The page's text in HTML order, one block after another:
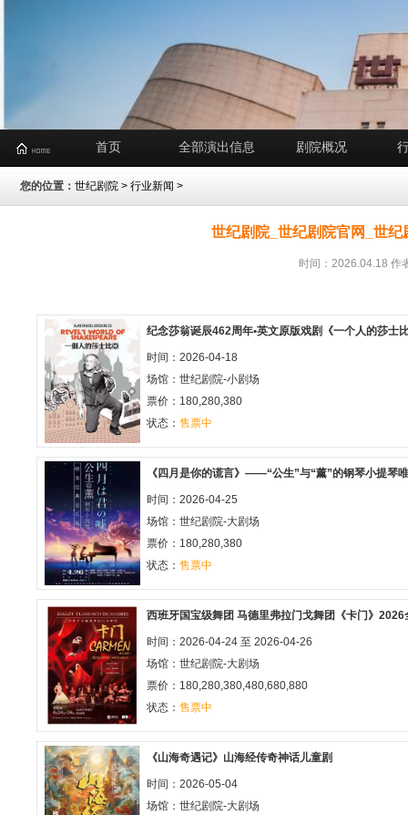
首页 全部演出信息 剧院概况
您的位置： 世纪剧院 > 行业新闻 >
世纪剧院_世纪剧院官网_世
时间：2026.04.18 作
纪念莎翁诞辰462周年•英文原版戏剧《一个人的莎士
时间：2026-04-18
场馆： 世纪剧院-小剧场
票价：180,280,380
状态： 售票中
《四月是你的谎言》——“公生”与“薰”的钢琴小提琴
时间：2026-04-25
场馆： 世纪剧院-大剧场
票价：180,280,380
状态： 售票中
西班牙国宝级舞团 马德里弗拉门戈舞团《卡门》2026
时间：2026-04-24 至 2026-04-26
场馆： 世纪剧院-大剧场
票价：180,280,380,480,680,880
状态： 售票中
《山海奇遇记》山海经传奇神话儿童剧
时间：2026-05-04
场馆： 世纪剧院-大剧场